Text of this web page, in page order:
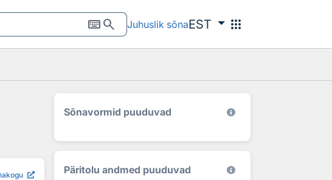
keyboardsearch Juhuslik sõnaEST apps
Sõnavormid puuduvad
Päritolu andmed puuduvad